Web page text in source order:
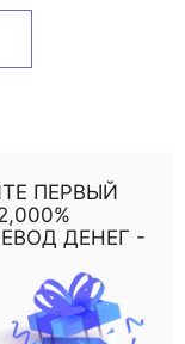
ПЕРВЫЙ
ДЕНЕГ -